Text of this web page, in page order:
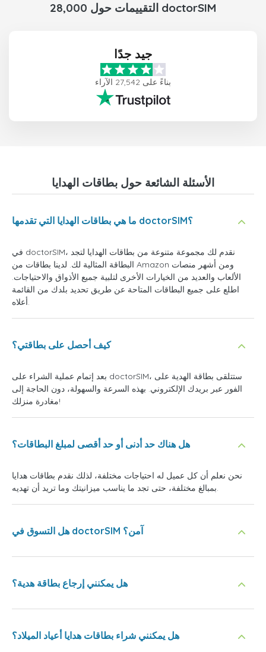
28,000 التقييمات حول doctorSIM
جيد جدًا
بناءً على 27,542 الآراء
الأسئلة الشائعة حول بطاقات الهدايا
ما هي بطاقات الهدايا التي تقدمها doctorSIM؟
في doctorSIM، نقدم لك مجموعة متنوعة من بطاقات الهدايا لتجد
البطاقة المثالية لك. لدينا بطاقات من Amazon ومن أشهر منصات
الألعاب والعديد من الخيارات الأخرى لتلبية جميع الأذواق والاحتياجات.
اطلع على جميع البطاقات المتاحة عن طريق تحديد بلدك من القائمة
أعلاه.
كيف أحصل على بطاقتي؟
بعد إتمام عملية الشراء على doctorSIM، ستتلقى بطاقة الهدية على
الفور عبر بريدك الإلكتروني. بهذه السرعة والسهولة، دون الحاجة إلى
مغادرة منزلك!
هل هناك حد أدنى أو حد أقصى لمبلغ البطاقات؟
نحن نعلم أن كل عميل له احتياجات مختلفة، لذلك نقدم بطاقات هدايا
بمبالغ مختلفة، حتى تجد ما يناسب ميزانيتك وما تريد أن تهديه.
هل التسوق في doctorSIM آمن؟
هل يمكنني إرجاع بطاقة هدية؟
هل يمكنني شراء بطاقات هدايا أعياد الميلاد؟